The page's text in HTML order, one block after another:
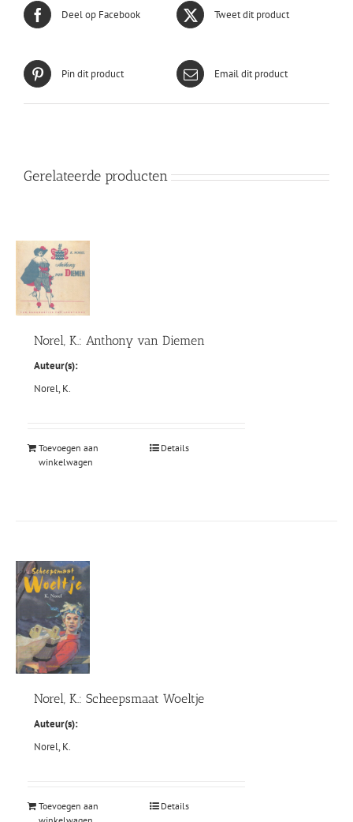
Deel op Facebook Tweet dit product
Pin dit product Email dit product
Gerelateerde producten
Norel, K.: Anthony van Diemen
Auteur(s):
Norel, K.
Toevoegen aan
winkelwagen
Details
Norel, K.: Scheepsmaat Woeltje
Auteur(s):
Norel, K.
Toevoegen aan
Details